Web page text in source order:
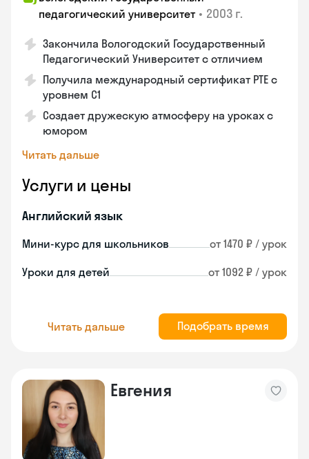
педагогический университет • 2003 г.
Закончила Вологодский Государственный
Педагогический Университет с отличием
Получила международный сертификат PTE с
уровнем C1
Создает дружескую атмосферу на уроках с
юмором
Читать дальше
Услуги и цены
Английский язык
Мини-курс для школьников от 1470 ₽ / урок
Уроки для детей от 1092 ₽ / урок
Читать дальше Подобрать время
Евгения